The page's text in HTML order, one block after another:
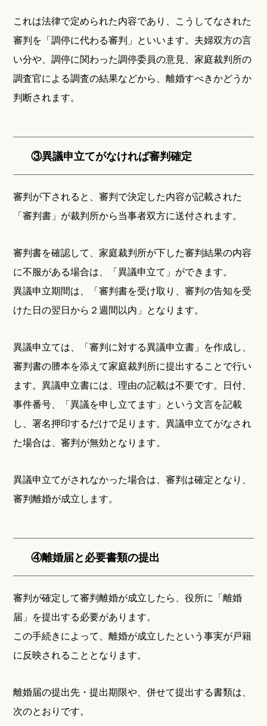
これは法律で定められた内容であり、こうしてなされた
審判を「調停に代わる審判」といいます。夫婦双方の言
い分や、調停に関わった調停委員の意見、家庭裁判所の
調査官による調査の結果などから、離婚すべきかどうか
判断されます。
③異議申立てがなければ審判確定
審判が下されると、審判で決定した内容が記載された
「審判書」が裁判所から当事者双方に送付されます。
審判書を確認して、家庭裁判所が下した審判結果の内容
に不服がある場合は、「異議申立て」ができます。
異議申立期間は、「審判書を受け取り、審判の告知を受
けた日の翌日から２週間以内」となります。
異議申立ては、「審判に対する異議申立書」を作成し、
審判書の謄本を添えて家庭裁判所に提出することで行い
ます。異議申立書には、理由の記載は不要です。日付、
事件番号、「異議を申し立てます」という文言を記載
し、署名押印するだけで足ります。異議申立てがなされ
た場合は、審判が無効となります。
異議申立てがされなかった場合は、審判は確定となり、
審判離婚が成立します。
④離婚届と必要書類の提出
審判が確定して審判離婚が成立したら、役所に「離婚
届」を提出する必要があります。
この手続きによって、離婚が成立したという事実が戸籍
に反映されることとなります。
離婚届の提出先・提出期限や、併せて提出する書類は、
次のとおりです。